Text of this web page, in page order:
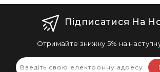
Підписатися На
Отримайте знижку 5% на